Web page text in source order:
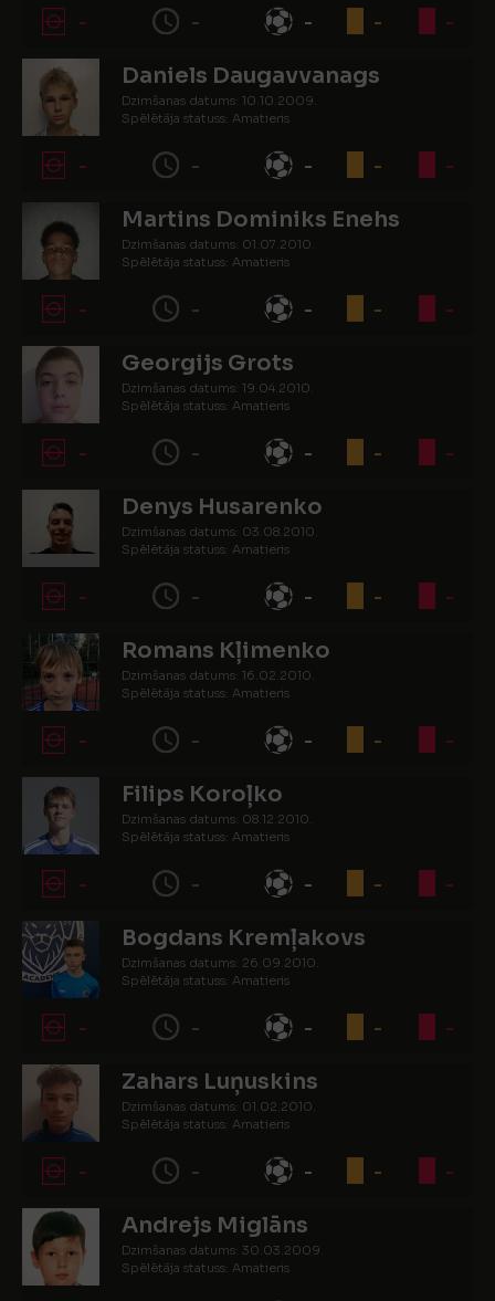
- - - - -
Daniels Daugavvanags
Dzimšanas datums: 10.10.2009.
Spēlētāja statuss: Amatieris
- - - - -
Martins Dominiks Enehs
Dzimšanas datums: 01.07.2010.
Spēlētāja statuss: Amatieris
- - - - -
Georgijs Grots
Dzimšanas datums: 19.04.2010.
Spēlētāja statuss: Amatieris
- - - - -
Denys Husarenko
Dzimšanas datums: 03.08.2010.
Spēlētāja statuss: Amatieris
- - - - -
Romans Kļimenko
Dzimšanas datums: 16.02.2010.
Spēlētāja statuss: Amatieris
- - - - -
Filips Koroļko
Dzimšanas datums: 08.12.2010.
Spēlētāja statuss: Amatieris
- - - - -
Bogdans Kremļakovs
Dzimšanas datums: 26.09.2010.
Spēlētāja statuss: Amatieris
- - - - -
Zahars Luņuskins
Dzimšanas datums: 01.02.2010.
Spēlētāja statuss: Amatieris
- - - - -
Andrejs Miglāns
Dzimšanas datums: 30.03.2009.
Spēlētāja statuss: Amatieris